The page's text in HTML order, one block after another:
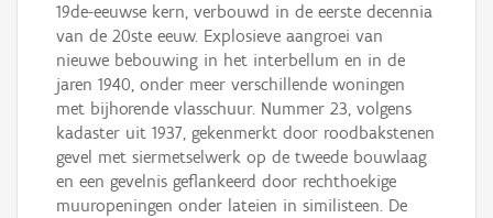
19de-eeuwse kern, verbouwd in de eerste decennia
van de 20ste eeuw. Explosieve aangroei van
nieuwe bebouwing in het interbellum en in de
jaren 1940, onder meer verschillende woningen
met bijhorende vlasschuur. Nummer 23, volgens
kadaster uit 1937, gekenmerkt door roodbakstenen
gevel met siermetselwerk op de tweede bouwlaag
en een gevelnis geflankeerd door rechthoekige
muuropeningen onder lateien in similisteen. De